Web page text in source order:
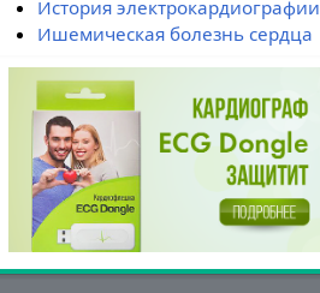
История электрокардиографии
Ишемическая болезнь сердца